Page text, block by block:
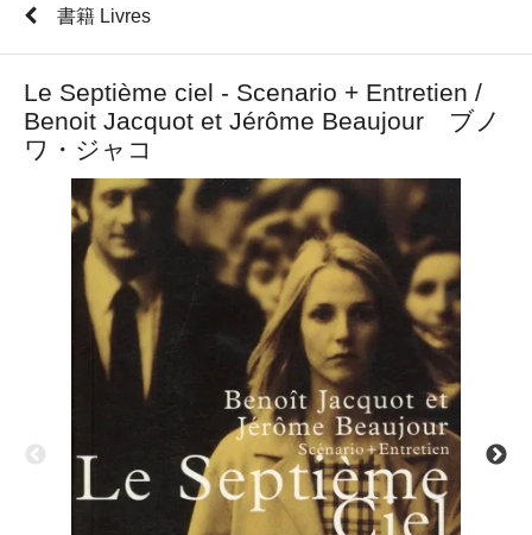
書籍 Livres
Le Septième ciel - Scenario + Entretien /
Benoit Jacquot et Jérôme Beaujour ブノ
ワ・ジャコ